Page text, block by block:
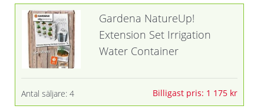
Gardena NatureUp!
Extension Set Irrigation
Water Container
Antal säljare: 4 Billigast pris: 1 175 kr